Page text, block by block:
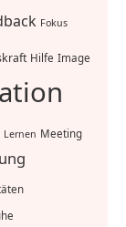
Fokus
Hilfe Image
Lernen Meeting